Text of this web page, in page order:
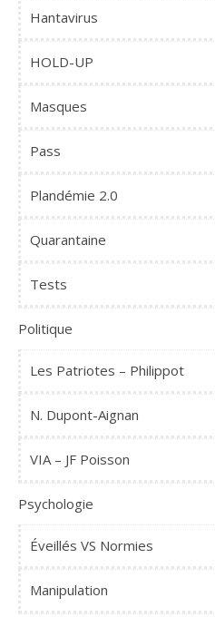
Hantavirus
HOLD-UP
Masques
Pass
Plandémie 2.0
Quarantaine
Tests
Politique
Les Patriotes – Philippot
N. Dupont-Aignan
VIA – JF Poisson
Psychologie
Éveillés VS Normies
Manipulation